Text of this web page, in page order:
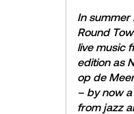
In summer
Round
live music
edition as
op de
– by now
from jazz